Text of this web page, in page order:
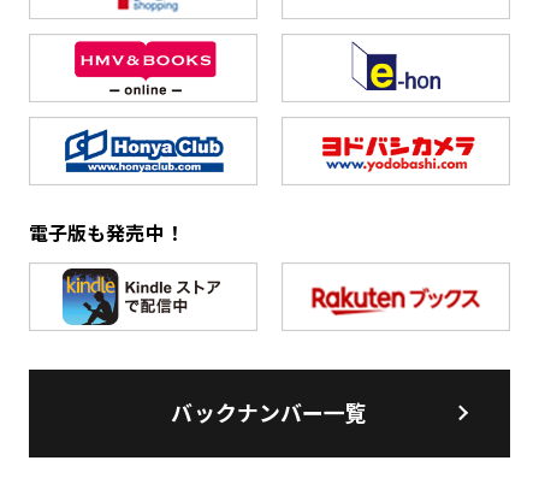
電子版も発売中！
バックナンバー一覧